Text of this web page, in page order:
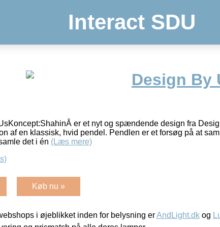
Interact SDU
Design By
er et nyt og spændende design fra
af en klassisk, hvid pendel. Pendlen er et forsøg på at
det i én (Læs mere)
Køb nu »
i øjeblikket inden for belysning erAndLight.dk og